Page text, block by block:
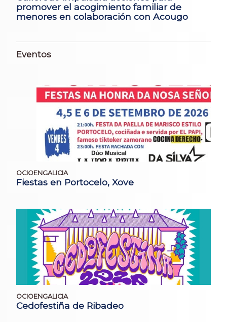
promover el acogimiento familiar de
menores en colaboración con Acougo
Eventos
OCIOENGALICIA
Fiestas en Portocelo, Xove
OCIOENGALICIA
Cedofestiña de Ribadeo